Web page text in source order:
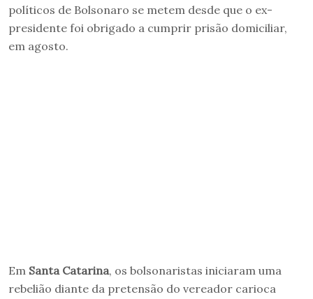
políticos de Bolsonaro se metem desde que o ex-
presidente foi obrigado a cumprir prisão domiciliar,
em agosto.
Em Santa Catarina, os bolsonaristas iniciaram uma
rebelião diante da pretensão do vereador carioca